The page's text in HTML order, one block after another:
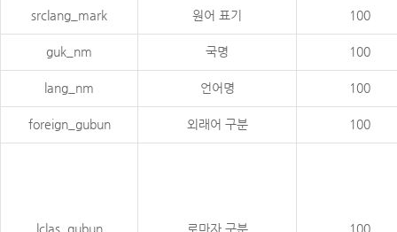
srclang_mark 원어 표기 100
guk_nm 국명 100
lang_nm 언어명 100
foreign_gubun 외래어 구분 100
lclas_gubun 로마자 구분 100